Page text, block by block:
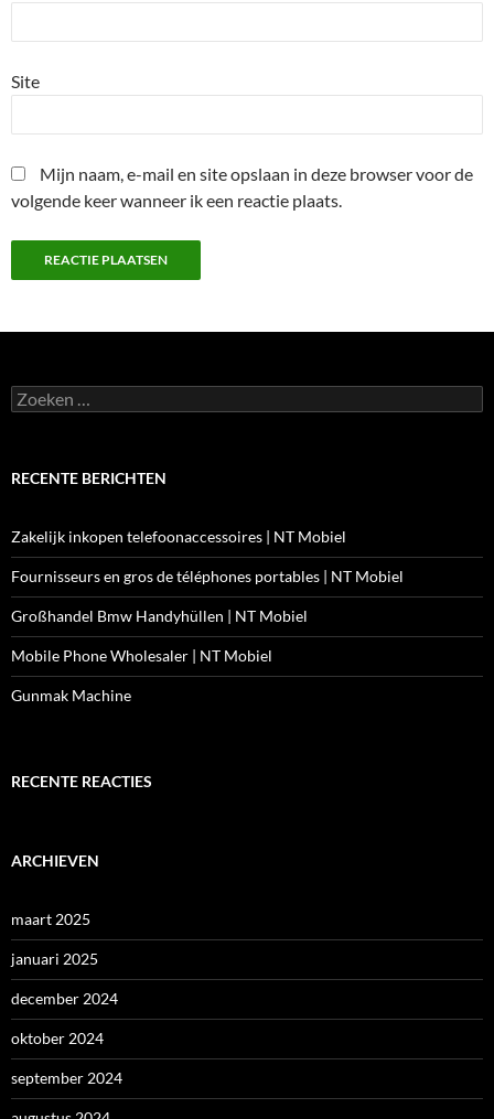
Site
Mijn naam, e-mail en site opslaan in deze browser voor de
volgende keer wanneer ik een reactie plaats.
Zoeken
naar:
RECENTE BERICHTEN
Zakelijk inkopen telefoonaccessoires | NT Mobiel
Fournisseurs en gros de téléphones portables | NT Mobiel
Großhandel Bmw Handyhüllen | NT Mobiel
Mobile Phone Wholesaler | NT Mobiel
Gunmak Machine
RECENTE REACTIES
ARCHIEVEN
maart 2025
januari 2025
december 2024
oktober 2024
september 2024